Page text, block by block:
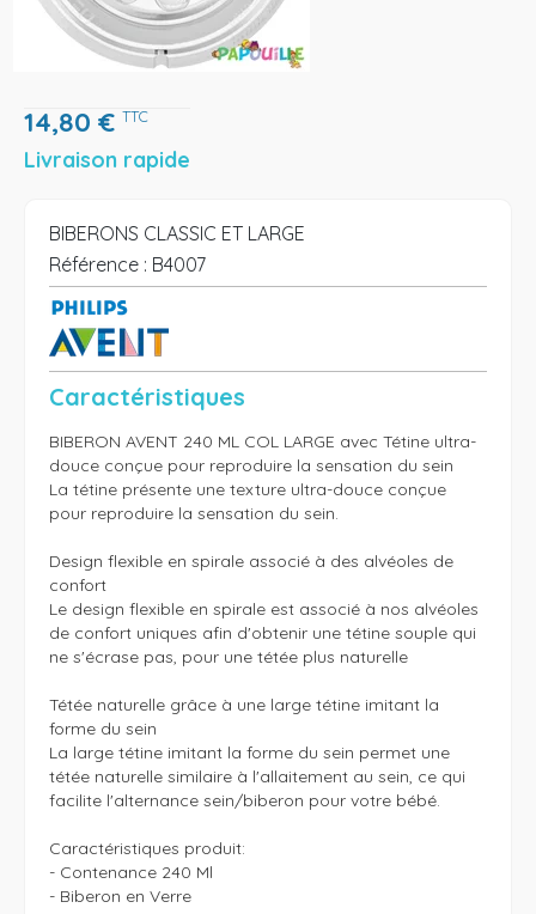
14,80 € TTC
Livraison rapide
BIBERONS CLASSIC ET LARGE
Référence : B4007
Caractéristiques
BIBERON AVENT 240 ML COL LARGE avec Tétine ultra-
douce conçue pour reproduire la sensation du sein
La tétine présente une texture ultra-douce conçue
pour reproduire la sensation du sein.
Design flexible en spirale associé à des alvéoles de
confort
Le design flexible en spirale est associé à nos alvéoles
de confort uniques afin d'obtenir une tétine souple qui
ne s'écrase pas, pour une tétée plus naturelle
Tétée naturelle grâce à une large tétine imitant la
forme du sein
La large tétine imitant la forme du sein permet une
tétée naturelle similaire à l'allaitement au sein, ce qui
facilite l'alternance sein/biberon pour votre bébé.
Caractéristiques produit:
- Contenance 240 Ml
- Biberon en Verre